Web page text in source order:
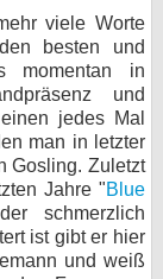
viele Worte
besten und
momentan in
und
jedes Mal
man in letzter
Gosling. Zuletzt
Jahre "Blue
schmerzlich
ist gibt er hier
und weiß